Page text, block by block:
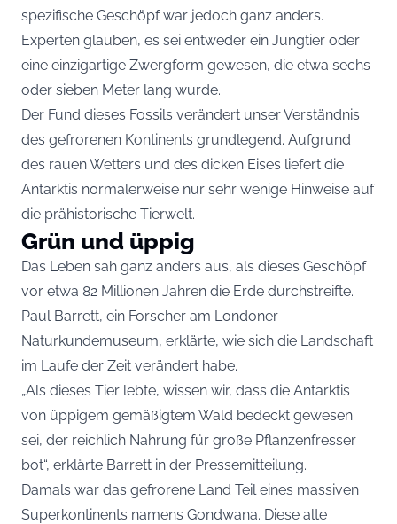
spezifische Geschöpf war jedoch ganz anders.
Experten glauben, es sei entweder ein Jungtier oder
eine einzigartige Zwergform gewesen, die etwa sechs
oder sieben Meter lang wurde.
Der Fund dieses Fossils verändert unser Verständnis
des gefrorenen Kontinents grundlegend. Aufgrund
des rauen Wetters und des dicken Eises liefert die
Antarktis normalerweise nur sehr wenige Hinweise auf
die prähistorische Tierwelt.
Grün und üppig
Das Leben sah ganz anders aus, als dieses Geschöpf
vor etwa 82 Millionen Jahren die Erde durchstreifte.
Paul Barrett, ein Forscher am Londoner
Naturkundemuseum, erklärte, wie sich die Landschaft
im Laufe der Zeit verändert habe.
„Als dieses Tier lebte, wissen wir, dass die Antarktis
von üppigem gemäßigtem Wald bedeckt gewesen
sei, der reichlich Nahrung für große Pflanzenfresser
bot“, erklärte Barrett in der Pressemitteilung.
Damals war das gefrorene Land Teil eines massiven
Superkontinents namens Gondwana. Diese alte